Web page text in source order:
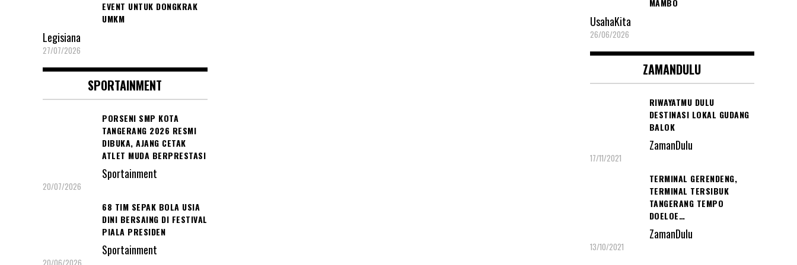
EVENT UNTUK DONGKRAK
UMKM
Legisiana
27/07/2026
SPORTAINMENT
PORSENI SMP KOTA
TANGERANG 2026 RESMI
DIBUKA, AJANG CETAK
ATLET MUDA BERPRESTASI
Sportainment
20/07/2026
68 TIM SEPAK BOLA USIA
DINI BERSAING DI FESTIVAL
PIALA PRESIDEN
Sportainment
MAMBO
UsahaKita
26/06/2026
ZAMANDULU
RIWAYATMU DULU
DESTINASI LOKAL GUDANG
BALOK
ZamanDulu
17/11/2021
TERMINAL GERENDENG,
TERMINAL TERSIBUK
TANGERANG TEMPO
DOELOE…
ZamanDulu
13/10/2021